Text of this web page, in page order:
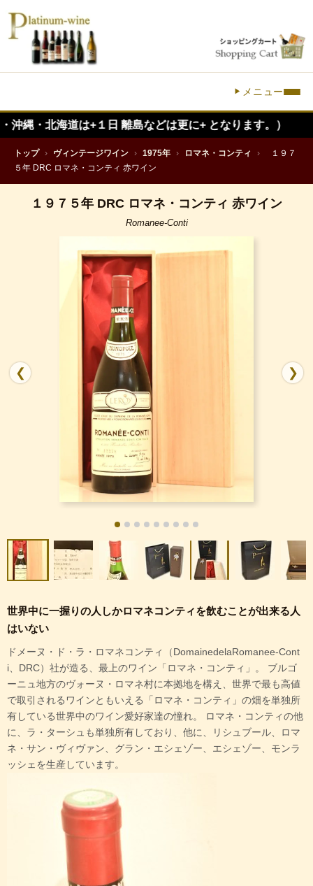
メニュー
は+１日 離島などは更に+ となります。）
トップ › ヴィンテージワイン › 1975年 › ロマネ・コンティ ›
１９７
５年 DRC ロマネ・コンティ 赤ワイン
１９７５年 DRC ロマネ・コンティ 赤ワイン
Romanee-Conti
❮ ❯
世界中に一握りの人しかロマネコンティを飲むことが出来る人
はいない
ドメーヌ・ド・ラ・ロマネコンティ（DomainedelaRomanee-Cont
i、DRC）社が造る、最上のワイン「ロマネ・コンティ」。 ブルゴ
ーニュ地方のヴォーヌ・ロマネ村に本拠地を構え、世界で最も高値
で取引されるワインともいえる「ロマネ・コンティ」の畑を単独所
有している世界中のワイン愛好家達の憧れ。 ロマネ・コンティの他
に、ラ・ターシュも単独所有しており、他に、リシュブール、ロマ
ネ・サン・ヴィヴァン、グラン・エシェゾー、エシェゾー、モンラ
ッシェを生産しています。